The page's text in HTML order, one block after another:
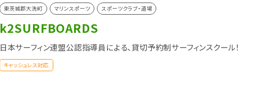
東茨城郡大洗町 マリンスポーツ スポーツクラブ・道場
k2SURFBOARDS
日本サーフィン連盟公認指導員による、貸切予約制サーフィンスクール！
キャッシュレス対応